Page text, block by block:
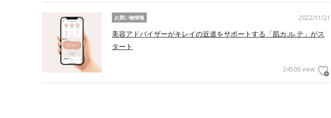
2022/11/21
お買い物情報
美容アドバイザーがキレイの近道をサポートする「肌カ.ル.テ」がス
タート
24506 view